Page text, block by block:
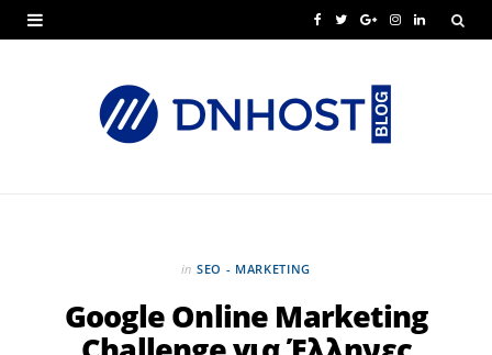
c
T
i
G
o
g
I L
in SEO - MARKETING
Google Online Marketing